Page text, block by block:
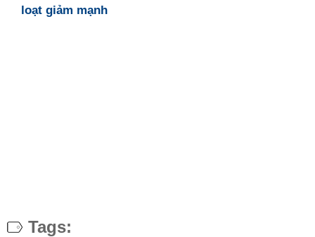
loạt giảm mạnh
Tags: